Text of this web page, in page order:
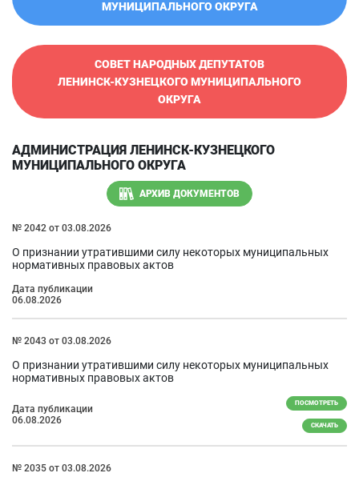
МУНИЦИПАЛЬНОГО ОКРУГА
СОВЕТ НАРОДНЫХ ДЕПУТАТОВ
ЛЕНИНСК-КУЗНЕЦКОГО МУНИЦИПАЛЬНОГО
ОКРУГА
АДМИНИСТРАЦИЯ ЛЕНИНСК-КУЗНЕЦКОГО
МУНИЦИПАЛЬНОГО ОКРУГА
АРХИВ ДОКУМЕНТОВ
№ 2042 от 03.08.2026
О признании утратившими силу некоторых муниципальных
нормативных правовых актов
Дата публикации
06.08.2026
№ 2043 от 03.08.2026
О признании утратившими силу некоторых муниципальных
нормативных правовых актов
Дата публикации
06.08.2026
ПОСМОТРЕТЬ
СКАЧАТЬ
№ 2035 от 03.08.2026